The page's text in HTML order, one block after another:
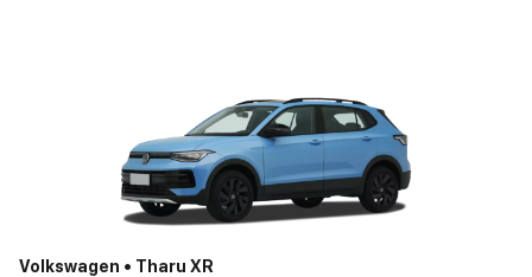
Volkswagen • Tharu XR